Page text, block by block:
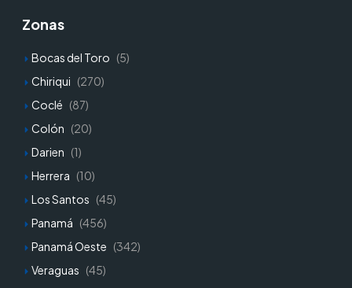
Zonas
Bocas del Toro (5)
Chiriqui (270)
Coclé (87)
Colón (20)
Darien (1)
Herrera (10)
Los Santos (45)
Panamá (456)
Panamá Oeste (342)
Veraguas (45)